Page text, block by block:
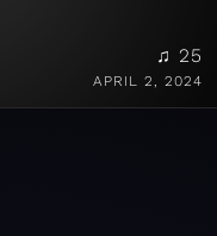
♫ 25
APRIL 2, 2024